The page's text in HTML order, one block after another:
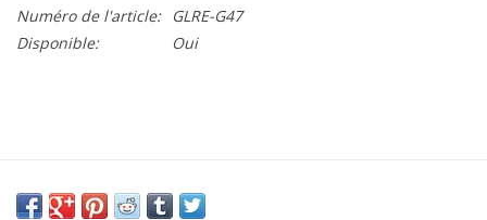
Numéro de l'article:
GLRE-G47
Disponible:
Oui